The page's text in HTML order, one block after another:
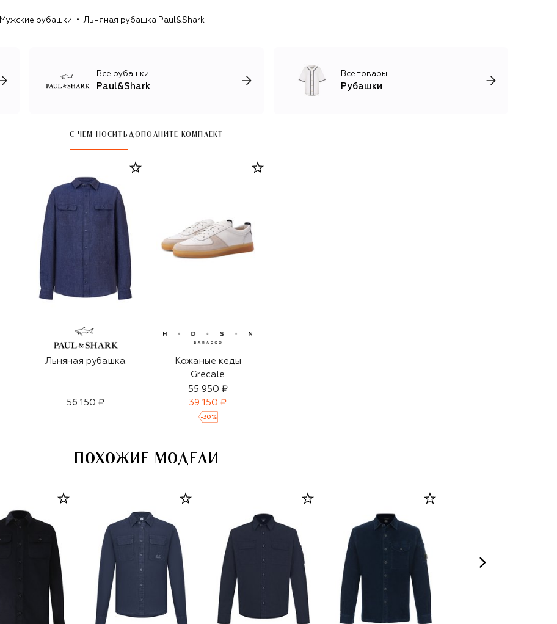
только в море, но и в городе.
Мужские рубашки Льняная рубашка Paul&Shark
Все рубашки
Paul&Shark
Все товары
Рубашки
С ЧЕМ НОСИТЬ ДОПОЛНИТЕ КОМПЛЕКТ
Льняная рубашка
56 150 ₽
Кожаные кеды
Grecale
55 950 ₽
39 150 ₽
-30 %
ПОХОЖИЕ МОДЕЛИ